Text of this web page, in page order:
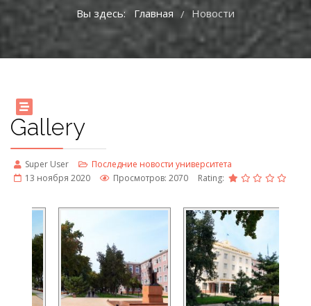
Вы здесь: Главная / Новости
Gallery
Super User
Последние новости университета
13 ноября 2020
Просмотров: 2070 Rating: